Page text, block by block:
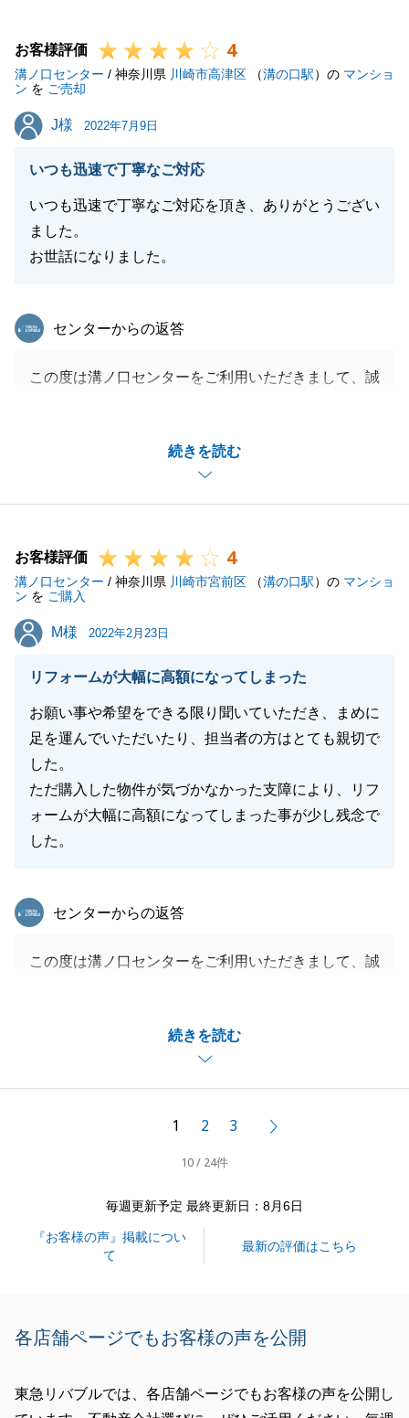
相談ください。
引き続き、よろしくお願いいたします。
お客様評価 4
溝ノ口センター / 神奈川県 川崎市高津区 （溝の口駅）の マンショ
ン を ご売却
J様
J様 2022年7月9日
いつも迅速で丁寧なご対応
いつも迅速で丁寧なご対応を頂き、ありがとうござい
ました。
お世話になりました。
続きを読む
東急リバブル
センターからの返答
この度は溝ノ口センターをご利用いただきまして、誠
変うれしく思います。
今後も、迅速かつお客様に寄り添った営業活動を実現
できるよう、精進してまいります。
相談くださいませ。
引き続き、よろしくお願いいたします。
お客様評価 4
溝ノ口センター / 神奈川県 川崎市宮前区 （溝の口駅）の マンショ
ン を ご購入
M様
M様 2022年2月23日
リフォームが大幅に高額になってしまった
お願い事や希望をできる限り聞いていただき、まめに
足を運んでいただいたり、担当者の方はとても親切で
した。
ただ購入した物件が気づかなかった支障により、リフ
ォームが大幅に高額になってしまった事が少し残念で
した。
続きを読む
東急リバブル
センターからの返答
この度は溝ノ口センターをご利用いただきまして、誠
今後も、迅速かつお客様に寄り添った営業活動を実現
できるよう、精進してまいります。
1 2 3
10 / 24件
毎週更新予定 最終更新日：8月6日
『お客様の声』掲載につい
て
最新の評価はこちら
各店舗ページでもお客様の声を公開
東急リバブルでは、各店舗ページでもお客様の声を公開し